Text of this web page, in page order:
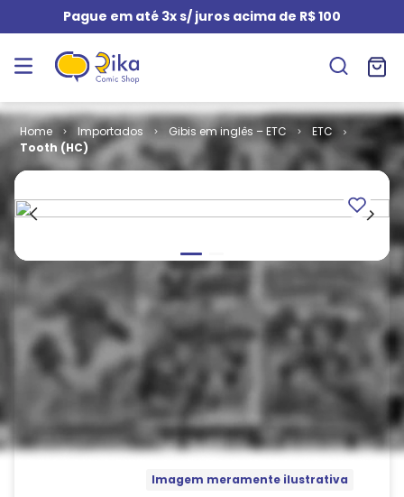
Pague em até 3x s/ juros acima de R$ 100
Importados Gibis em inglês – ETC
ETC
Tooth (HC)
Imagem meramente ilustrativa